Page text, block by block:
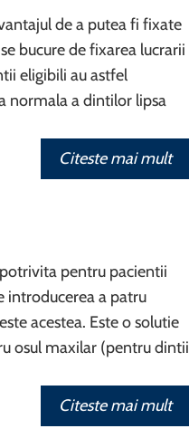
de a putea fi fixate
bucure de fixarea lucrarii
eligibili au astfel
normala a dintilor lipsa
Citeste mai mult
pentru pacientii
introducerea a patru
acestea. Este o solutie
osul maxilar (pentru dintii
Citeste mai mult